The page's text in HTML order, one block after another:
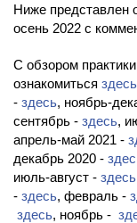
Ниже представлен
осень 2022 с
С обзором
ознакомиться здесь
- здесь, ноябрь-
сентябрь - здесь,
апрель-май 2021 -
декабрь 2020 -
июль-август - здесь
- здесь, февраль -
здесь, ноябрь -